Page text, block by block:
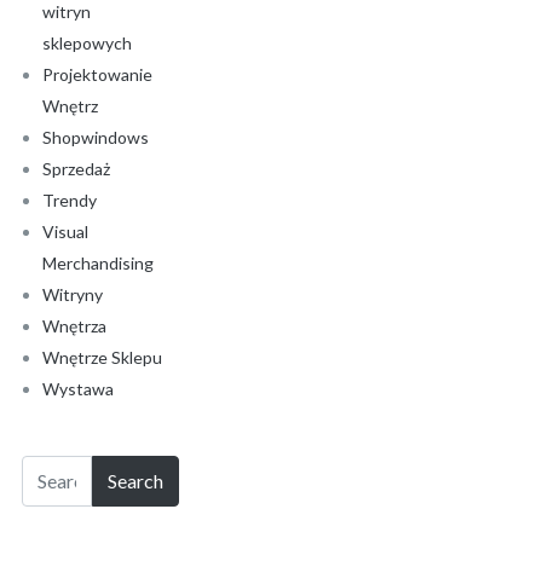
witryn
sklepowych
Projektowanie
Wnętrz
Shopwindows
Sprzedaż
Trendy
Visual
Merchandising
Witryny
Wnętrza
Wnętrze Sklepu
Wystawa